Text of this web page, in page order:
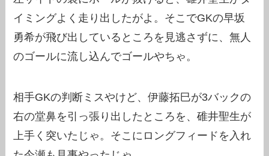
イミングよく走り出したがよ。そこでGKの早坂
勇希が飛び出しているところを見逃さずに、無人
のゴールに流し込んでゴールやちゃ。
相手GKの判断ミスやけど、伊藤拓巳が3バックの
右の堂鼻を引っ張り出したところを、碓井聖生が
上手く突いたじゃ。そこにロングフィードを入れ